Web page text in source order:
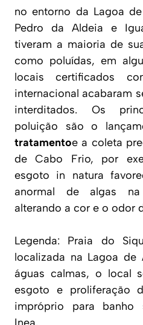
no entorno da Lagoa
Pedro da Aldeia e
tiveram a maioria de
como poluídas, em
locais certificados
internacional acabaram
interditados. Os
poluição são o
tratamentoe a coleta
de Cabo Frio, por
esgoto in natura
anormal de algas
alterando a cor e o odor
Legenda: Praia do
localizada na Lagoa de
águas calmas, o local
esgoto e proliferação
impróprio para banho